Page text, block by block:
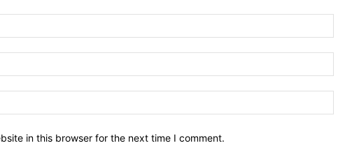
in this browser for the next time I comment.